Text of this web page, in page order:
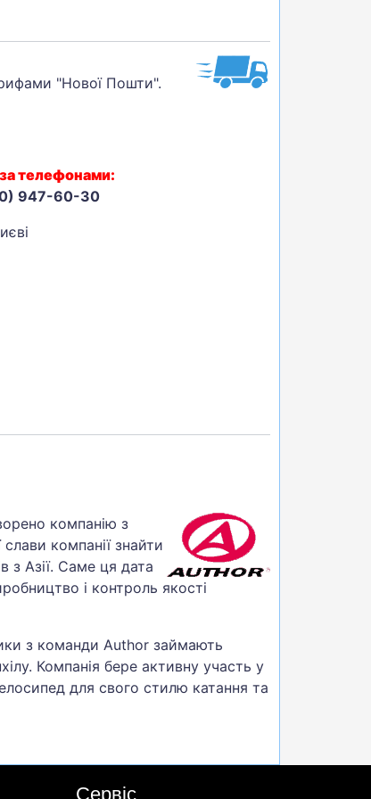
"Нової Пошти".
телефонами:
947-60-30
компанію з
компанії знайти
з Азії. Саме ця дата
і контроль якості
з команди Author займають
Компанія бере активну участь у
для свого стилю катання та
Сервіс